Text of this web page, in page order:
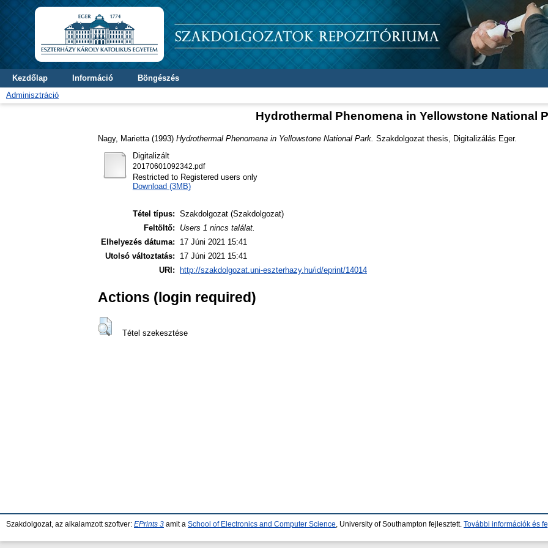
Kezdőlap Információ
Böngészés
Adminisztráció
Hydrothermal Phenomena in Yellowstone National
Nagy, Marietta (1993) Hydrothermal Phenomena in Yellowstone National Park. Szakdolgozat thesis, Digitalizálás Eger.
Digitalizált
20170601092342.pdf
Restricted to Registered users only
Download (3MB)
Tétel típus: Szakdolgozat (Szakdolgozat)
Feltöltő:
Users 1 nincs találat.
Elhelyezés dátuma:
17 Júni 2021 15:41
Utolsó változtatás:
17 Júni 2021 15:41
URI:
http://szakdolgozat.uni-eszterhazy.hu/id/eprint/14014
Actions (login required)
Tétel szekesztése
Szakdolgozat, az alkalamzott szoftver: EPrints 3 amit a School of Electronics and Computer Science , University of Southampton fejlesztett. További információk és